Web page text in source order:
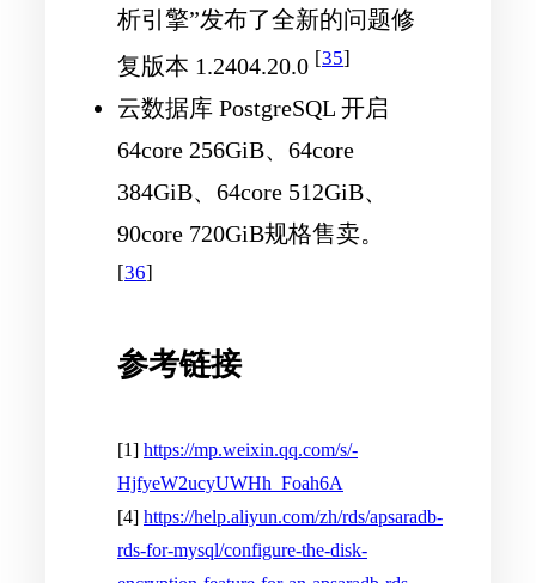
析引擎”发布了全新的问题修
复版本 1.2404.20.0 [35]
云数据库 PostgreSQL 开启
64core 256GiB、64core
384GiB、64core 512GiB、
90core 720GiB规格售卖。
[36]
参考链接
[1] https://mp.weixin.qq.com/s/-
HjfyeW2ucyUWHh_Foah6A
[4] https://help.aliyun.com/zh/rds/apsaradb-
rds-for-mysql/configure-the-disk-